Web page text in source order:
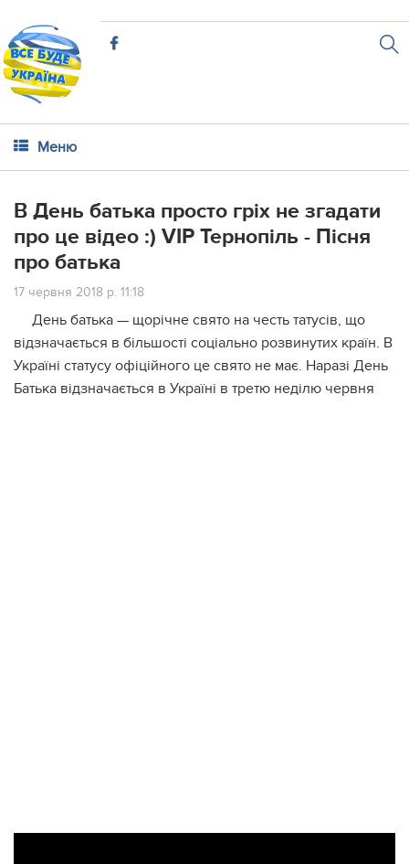
Меню
В День батька просто гріх не згадати
про це відео :) VIP Тернопіль - Пісня
про батька
17 червня 2018 р. 11:18
День батька — щорічне свято на честь татусів, що
відзначається в більшості соціально розвинутих країн. В
Україні статусу офіційного це свято не має. Наразі День
Батька відзначається в Україні в третю неділю червня